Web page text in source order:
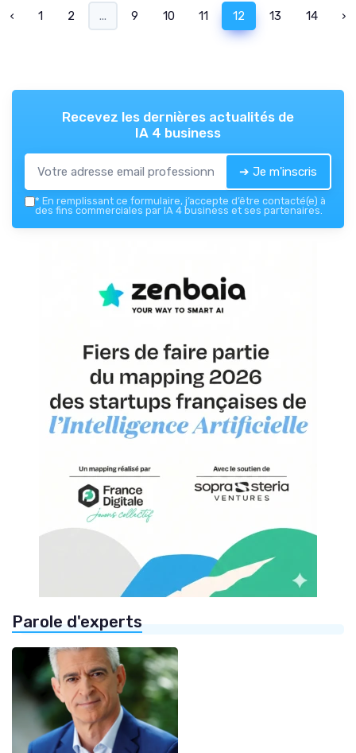
‹ 1 2 ... 9 10 11 12 13 14 ›
Recevez les dernières actualités de
IA 4 business
➔ Je m'inscris
* En remplissant ce formulaire, j’accepte d’être contacté(e) à
des fins commerciales par IA 4 business et ses partenaires.
Parole d'experts